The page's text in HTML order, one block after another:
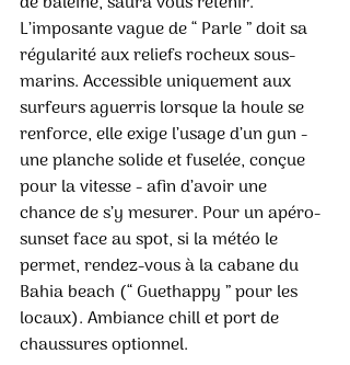
L’imposante vague de “ Parle ” doit sa
régularité aux reliefs rocheux sous-
marins. Accessible uniquement aux
surfeurs aguerris lorsque la houle se
renforce, elle exige l’usage d’un gun -
une planche solide et fuselée, conçue
pour la vitesse - afin d’avoir une
chance de s’y mesurer. Pour un apéro-
sunset face au spot, si la météo le
permet, rendez-vous à la cabane du
Bahia beach (“ Guethappy ” pour les
locaux). Ambiance chill et port de
chaussures optionnel.